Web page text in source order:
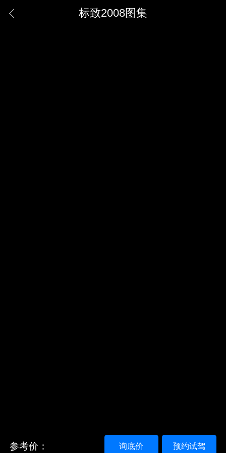
标致2008图集
参考价： 预约试驾
询底价